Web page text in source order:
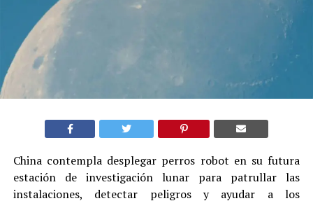
China contempla desplegar perros robot en su futura
estación de investigación lunar para patrullar las
instalaciones, detectar peligros y ayudar a los